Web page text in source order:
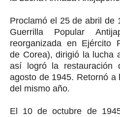
Proclamó el 25 de abril de
Guerrilla Popular
reorganizada en Ejército
de Corea), dirigió la lucha
así logró la
agosto de 1945. Retornó a
del mismo año.
El 10 de octubre de